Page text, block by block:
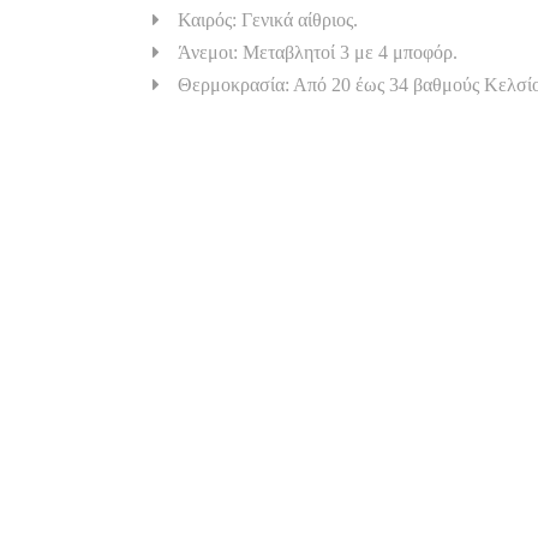
Καιρός: Γενικά αίθριος.
Άνεμοι: Μεταβλητοί 3 με 4 μποφόρ.
Θερμοκρασία: Από 20 έως 34 βαθμούς